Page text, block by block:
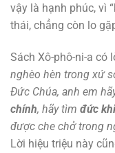
vậy là hạnh phúc, vì
thái, chẳng còn lo
Sách Xô-phô-ni-a có
nghèo hèn trong xứ
Đức Chúa, anh em
chính, hãy tìm đức
được che chở trong
Lời hiệu triệu này